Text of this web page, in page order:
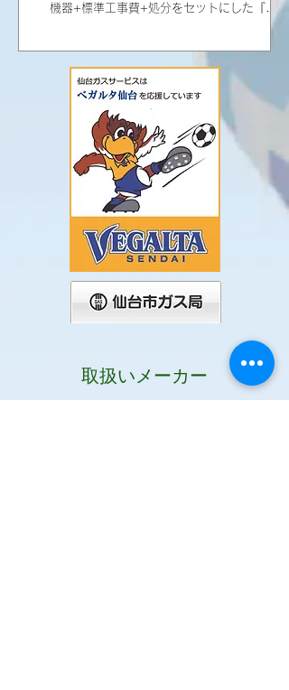
事費、部材費、処分費別途 ・Ｎシリー
ズ ＊＊６０％ＯＦＦ＊＊ ＣＳ－２２
機器+標準工事費+処分をセットにした『コ
み） ②２０号オート壁掛タイプ GT‐
C2072SAW‐1 BL・RC‐J101Eマルチ ２
３９,４００円（税込み） ③２０号フルオ
ート据置タイプ GT‐C2072AR‐1 BL・RC‐
J101Eマルチ ２６７,４００円（税込
み） ④２０号オート据置タイプ GT‐
C2072SAR‐1 BL・RC‐J101Eマルチ ２
４４,７００円（税込み） ＜リンナイ＞
⑤２０号オート壁掛タイプ RUF‐
E200FSAW・MBC‐240V（A） ２５６,
１００円（税込み） ⑥２０号フルオート据
置タイプ RUF‐E2008AG（B）・MBC‐
240V（A） ２７３,０００円（税込み）
⑦２４号フルオート据置タイプ R
取扱いメーカー